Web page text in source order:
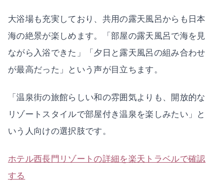
大浴場も充実しており、共用の露天風呂からも日本
海の絶景が楽しめます。「部屋の露天風呂で海を見
ながら入浴できた」「夕日と露天風呂の組み合わせ
が最高だった」という声が目立ちます。
「温泉街の旅館らしい和の雰囲気よりも、開放的な
リゾートスタイルで部屋付き温泉を楽しみたい」と
いう人向けの選択肢です。
ホテル西長門リゾートの詳細を楽天トラベルで確認
する